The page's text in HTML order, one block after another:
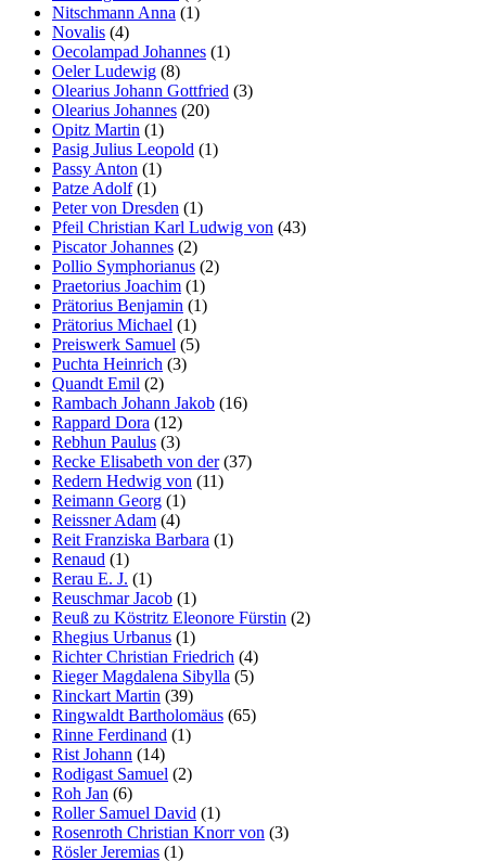
Nitschmann Anna (1)
Novalis (4)
Oecolampad Johannes (1)
Oeler Ludewig (8)
Olearius Johann Gottfried (3)
Olearius Johannes (20)
Opitz Martin (1)
Pasig Julius Leopold (1)
Passy Anton (1)
Patze Adolf(1)
Peter von Dresden (1)
Pfeil Christian Karl Ludwig von (43)
Piscator Johannes (2)
Pollio Symphorianus (2)
Praetorius Joachim (1)
Prätorius Benjamin (1)
Prätorius Michael (1)
Preiswerk Samuel (5)
Puchta Heinrich (3)
Quandt Emil (2)
Rambach Johann Jakob (16)
Rappard Dora (12)
Rebhun Paulus (3)
Recke Elisabeth von der(37)
Redern Hedwig von (11)
Reimann Georg (1)
Reissner Adam (4)
Reit Franziska Barbara (1)
Renaud (1)
Rerau E. J. (1)
Reuschmar Jacob (1)
Reuß zu Köstritz Eleonore Fürstin (2)
Rhegius Urbanus (1)
Richter Christian Friedrich (4)
Rieger Magdalena Sibylla (5)
Rinckart Martin (39)
Ringwaldt Bartholomäus (65)
Rinne Ferdinand (1)
Rist Johann (14)
Rodigast Samuel (2)
Roh Jan (6)
Roller Samuel David (1)
Rosenroth Christian Knorr von (3)
Rösler Jeremias (1)